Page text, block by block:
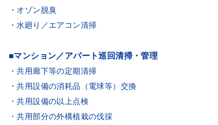
・オゾン脱臭
・水廻り／エアコン清掃
■マンション／アパート巡回清掃・管理
・共用廊下等の定期清掃
・共用設備の消耗品（電球等）交換
・共用設備の以上点検
・共用部分の外構植栽の伐採